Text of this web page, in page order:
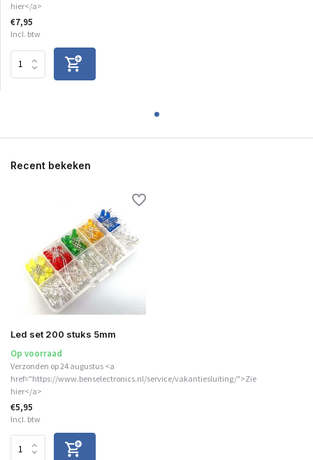
hier</a>
€7,95
Incl. btw
Recent bekeken
Led set 200 stuks 5mm
Op voorraad
Verzonden op 24 augustus <a
href="https://www.benselectronics.nl/service/vakantiesluiting/">Zie
hier</a>
€5,95
Incl. btw